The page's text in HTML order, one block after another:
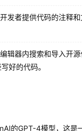
发者提供代码的注释
辑器内搜索和导入开源
好的代码。
的GPT-4模型，这是